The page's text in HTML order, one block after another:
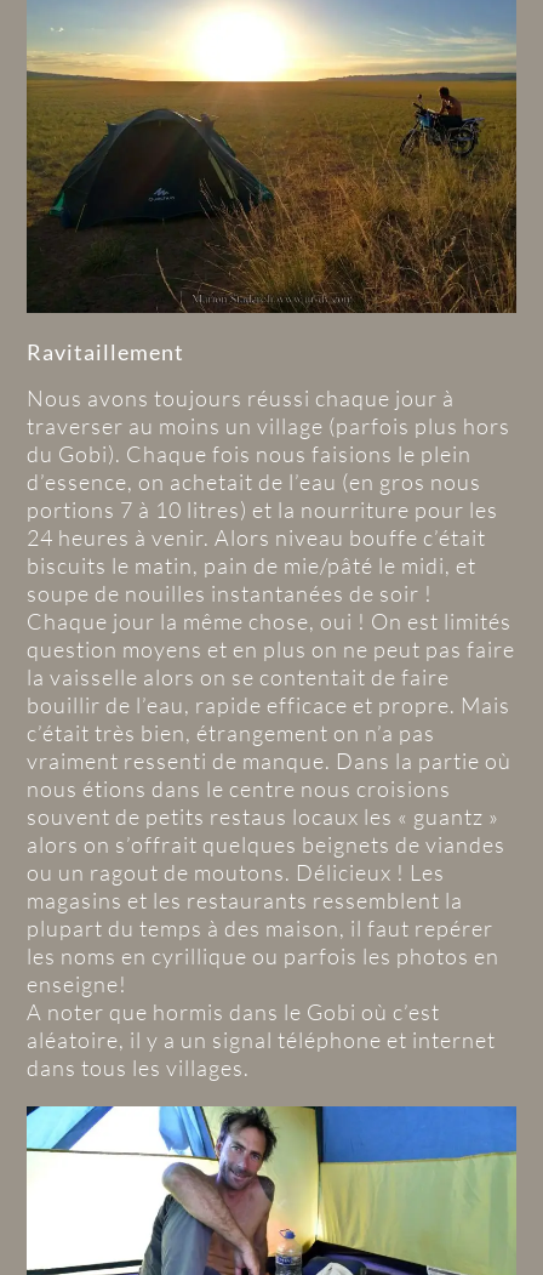
Ravitaillement
Nous avons toujours réussi chaque jour à
traverser au moins un village (parfois plus hors
du Gobi). Chaque fois nous faisions le plein
d’essence, on achetait de l’eau (en gros nous
portions 7 à 10 litres) et la nourriture pour les
24 heures à venir. Alors niveau bouffe c’était
biscuits le matin, pain de mie/pâté le midi, et
soupe de nouilles instantanées de soir !
Chaque jour la même chose, oui ! On est limités
question moyens et en plus on ne peut pas faire
la vaisselle alors on se contentait de faire
bouillir de l’eau, rapide efficace et propre. Mais
c’était très bien, étrangement on n’a pas
vraiment ressenti de manque. Dans la partie où
nous étions dans le centre nous croisions
souvent de petits restaus locaux les « guantz »
alors on s’offrait quelques beignets de viandes
ou un ragout de moutons. Délicieux ! Les
magasins et les restaurants ressemblent la
plupart du temps à des maison, il faut repérer
les noms en cyrillique ou parfois les photos en
enseigne!
A noter que hormis dans le Gobi où c’est
aléatoire, il y a un signal téléphone et internet
dans tous les villages.